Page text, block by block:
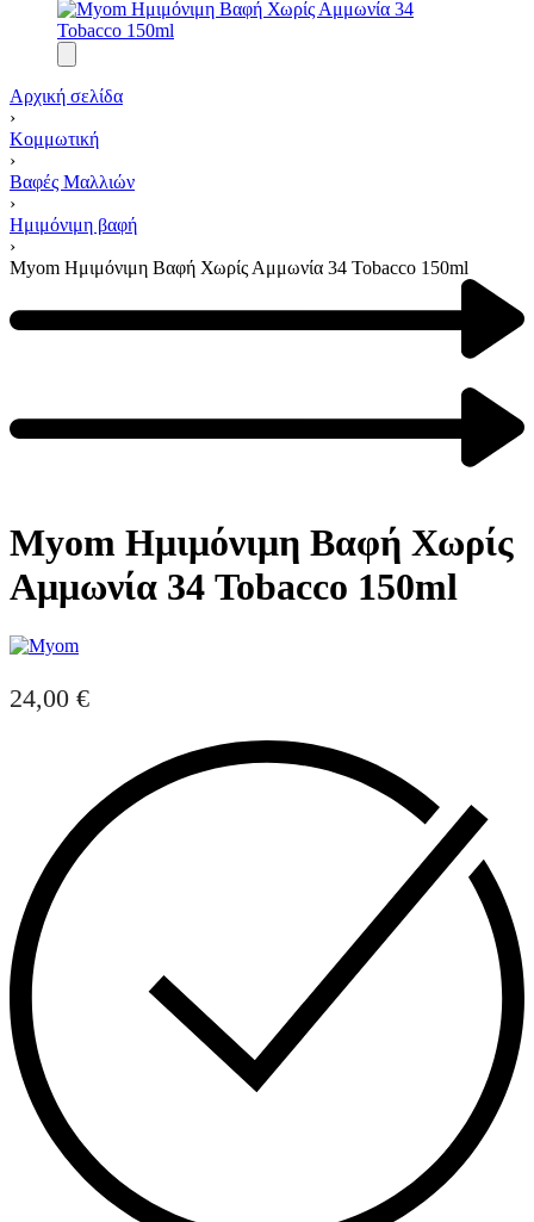
Αρχική σελίδα
›
Κομμωτική
›
Βαφές Μαλλιών
›
Ημιμόνιμη βαφή
›
Myom Ημιμόνιμη Βαφή Χωρίς Αμμωνία 34 Tobacco 150ml
navigation
Myom Ημιμόνιμη Βαφή Χωρίς
Αμμωνία 34 Tobacco 150ml
24,00 €